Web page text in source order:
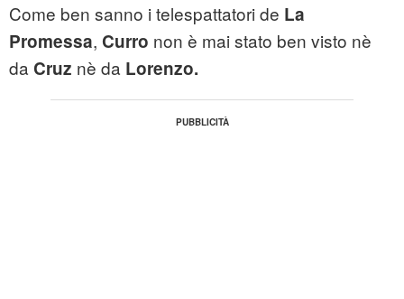
Come ben sanno i telespattatori de La
Promessa, Curro non è mai stato ben visto nè
da Cruz nè da Lorenzo.